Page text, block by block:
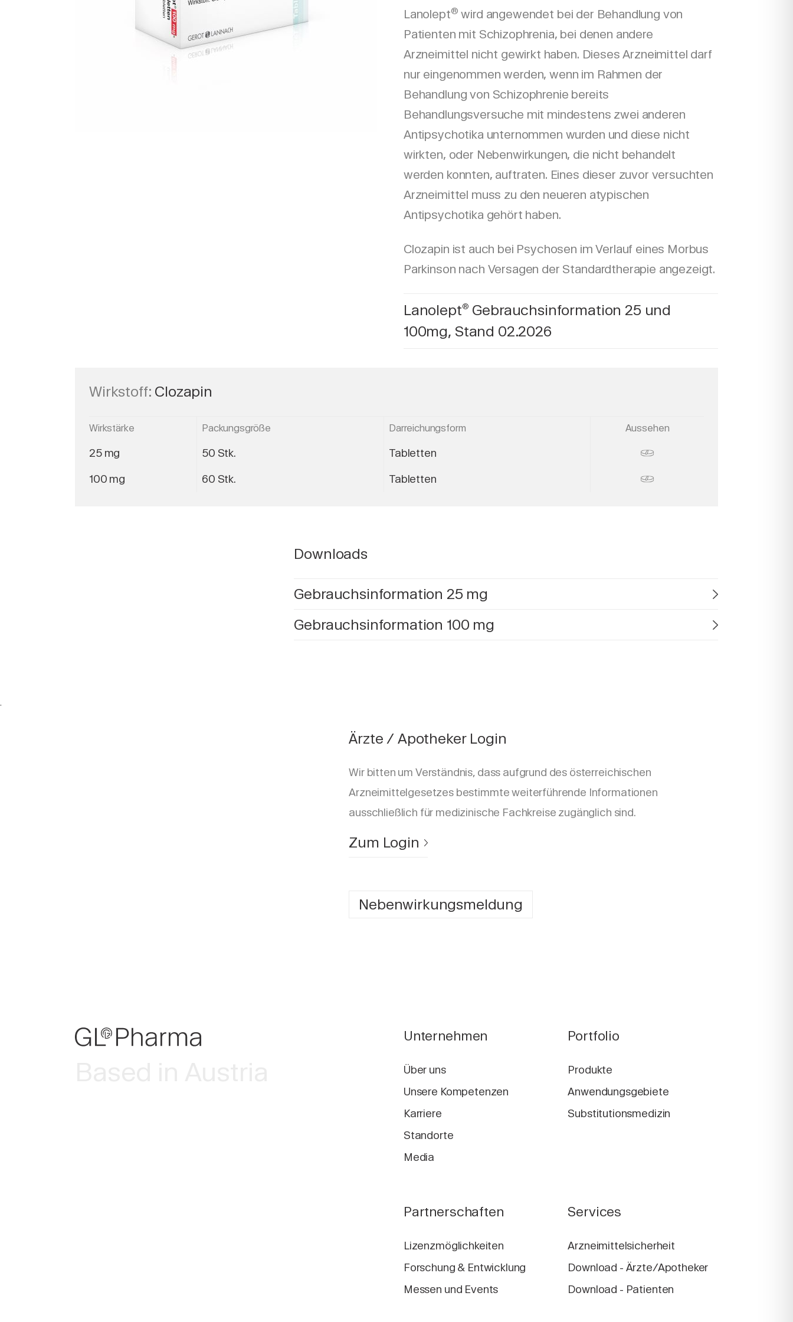
Lanolept® wird angewendet bei der Behandlung von
Patienten mit Schizophrenia, bei denen andere
Arzneimittel nicht gewirkt haben. Dieses Arzneimittel darf
nur eingenommen werden, wenn im Rahmen der
Behandlung von Schizophrenie bereits
Behandlungsversuche mit mindestens zwei anderen
Antipsychotika unternommen wurden und diese nicht
wirkten, oder Nebenwirkungen, die nicht behandelt
werden konnten, auftraten. Eines dieser zuvor versuchten
Arzneimittel muss zu den neueren atypischen
Antipsychotika gehört haben.
Clozapin ist auch bei Psychosen im Verlauf eines Morbus
Parkinson nach Versagen der Standardtherapie angezeigt.
Lanolept® Gebrauchsinformation 25 und
100mg, Stand 02.2026
Wirkstoff: Clozapin
Wirkstärke Packungsgröße Darreichungsform Aussehen
25 mg 50 Stk. Tabletten
100 mg 60 Stk. Tabletten
Downloads
Gebrauchsinformation 25 mg
Gebrauchsinformation 100 mg
.
Ärzte / Apotheker Login
Wir bitten um Verständnis, dass aufgrund des österreichischen
Arzneimittelgesetzes bestimmte weiterführende Informationen
ausschließlich für medizinische Fachkreise zugänglich sind.
Zum Login
Nebenwirkungsmeldung
Unternehmen
Über uns
Unsere Kompetenzen
Karriere
Standorte
Media
Portfolio
Produkte
Anwendungsgebiete
Substitutionsmedizin
Partnerschaften
Lizenzmöglichkeiten
Forschung & Entwicklung
Messen und Events
Services
Arzneimittelsicherheit
Download - Ärzte/Apotheker
Download - Patienten